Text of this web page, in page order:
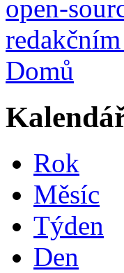
Domů
Rok
Měsíc
Týden
Den